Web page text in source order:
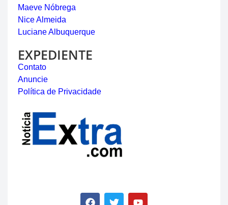
Maeve Nóbrega
Nice Almeida
Luciane Albuquerque
EXPEDIENTE
Contato
Anuncie
Política de Privacidade